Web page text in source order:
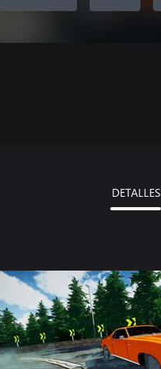
DETALLES